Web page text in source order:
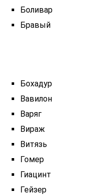
Боливар
Бравый
Бохадур
Вавилон
Варяг
Вираж
Витязь
Гомер
Гиацинт
Гейзер